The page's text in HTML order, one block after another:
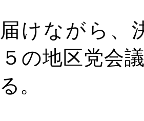
けながら、
の地区党会
。